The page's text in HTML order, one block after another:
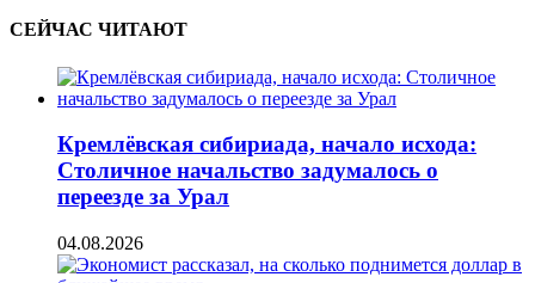
СЕЙЧАС ЧИТАЮТ
Кремлёвская сибириада, начало исхода:
Столичное начальство задумалось о
переезде за Урал
04.08.2026